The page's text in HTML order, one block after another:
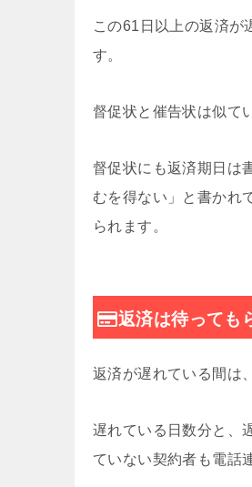
この61日以上の返済が
す。
督促状と催告状は似て
督促状にも返済期日は
むを得ない」と書かれ
られます。
返済は待っても
返済が遅れている間は
遅れている日数分と、
ていない契約者も電話